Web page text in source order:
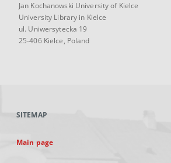
Jan Kochanowski University of Kielce
University Library in Kielce
ul. Uniwersytecka 19
25-406 Kielce, Poland
SITEMAP
Main page